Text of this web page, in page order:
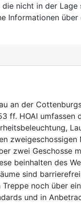
nicht in der
Informationen über
an der
ff. HOAI umfassen
zweigeschossigen
zwei Geschosse
beinhalten des
sind
noch über
und in